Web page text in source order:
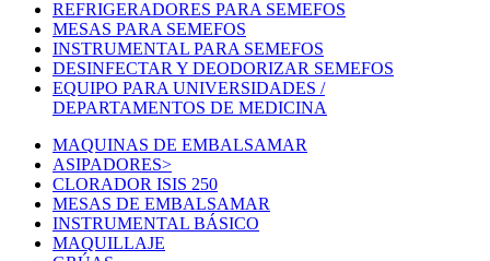
REFRIGERADORES PARA SEMEFOS
MESAS PARA SEMEFOS
INSTRUMENTAL PARA SEMEFOS
DESINFECTAR Y DEODORIZAR SEMEFOS
EQUIPO PARA UNIVERSIDADES /
DEPARTAMENTOS DE MEDICINA
MAQUINAS DE EMBALSAMAR
ASIPADORES>
CLORADOR ISIS 250
MESAS DE EMBALSAMAR
INSTRUMENTAL BÁSICO
MAQUILLAJE